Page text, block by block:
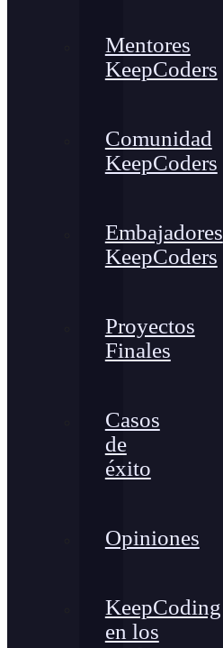
Mentores
KeepCoders
Comunidad
KeepCoders
Embajadores
KeepCoders
Proyectos
Finales
Casos
de
éxito
Opiniones
KeepCoding
en los